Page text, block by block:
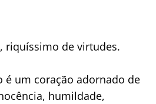
riquíssimo de virtudes.
é um coração adornado de
humildade,